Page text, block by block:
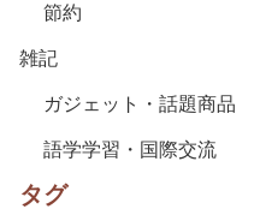
節約
雑記
ガジェット・話題商品
語学学習・国際交流
タグ